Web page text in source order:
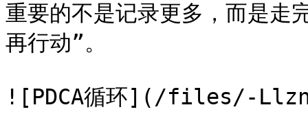
重要的不是记录更多，而是走
再行动”。
![PDCA循环](/files/-